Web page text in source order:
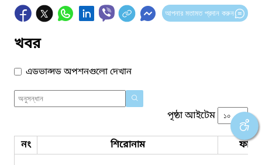
আপনার মতামত প্রদান করুন
খবর
এডভান্সড অপশনগুলো দেখান
পৃষ্ঠা আইটেম
নং শিরোনাম ফাইল